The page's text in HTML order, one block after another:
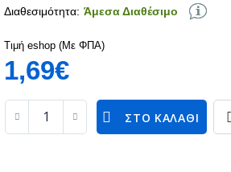
Διαθεσιμότητα: Άμεσα Διαθέσιμο
Τιμή eshop (Με ΦΠΑ)
1,69€
ΣΤΟ ΚΑΛΆΘΙ